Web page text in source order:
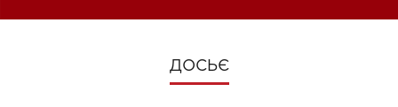
ДОСЬЄ